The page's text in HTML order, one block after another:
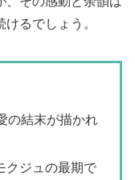
るでしょう。
の結末が描かれ
クジュの最期で